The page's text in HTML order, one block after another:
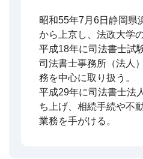
昭和55年7月6日静岡県
から上京し、法政大学
平成18年に司法書士試
司法書士事務所（法人
務を中心に取り扱う。
平成29年に司法書士法
ち上げ、相続手続や不
業務を手がける。